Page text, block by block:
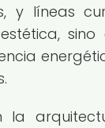
y líneas
sino
la